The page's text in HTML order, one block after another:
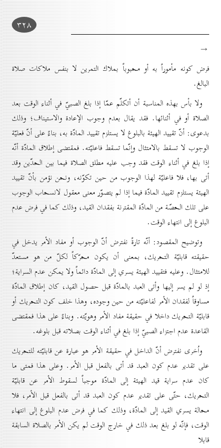
۳۲۸
→
فرض كونه مأموراً به أو محبوباً بملاك التمرين لا بنفس ملاكات صلاة
البالغ.
ولا بأس بهذه المناسبة أن أتكلّم عمّا إذا بلغ الصبيّ في أثناء الوقت بعد
الصلاة أو في أثنائها. فقد يقال بعدم وجوب الإعادة والاستيناف؛ وذلك
بدعوى: أنّ تقييد الهيئة بالبلوغ لا يستلزم تقييد المادّة به، بناءً على أنّ فعليّة
الوجوب لا تسقط بالامتثال وإنّما تسقط فاعليّته. فمقتضى إطلاق المادّة أنّه
إذا بلغ في أثناء الوقت فقد وجب عليه مطلق الصلاة فيما بين الحدّين وقد
أتى بها، فلا فاعليّة لهذا الوجوب من حين تكوّنه، ونحن نؤمن بأنّ تقييد
الهيئة يستلزم تقييد المادّة فيما إذا لم يتصوّر معنى معقول لانسحاب الوجوب
على تلك الحصّة من المادّة المقترنة بفقدان القيد، وذلك كما في فرض عدم
البلوغ إلى انتهاء الوقت.
وتوضيح المقصود: أنّه تارةً نفترض أنّ الوجوب أو مفاد الأمر يدخل في
حقيقته قابليّة التحريك، بمعنى أن يكون محرّكاً لكلّ من هو مستعدّ
للامتثال. وعليه فتقييد الهيئة يسري إلى المادّة دائماً ولا يمكن عدم السراية؛
إذ لو لم يسر إليها وأتى العبد بالمادّة قبل حصول القيد، كان إطلاق المادّة
مساوقاً لفقدان الأمر لفاعليّته من حين وجوده، وهذا خلف كون التحريك أو
قابليّة التحريك داخلا في حقيقة مفاد الأمر وهويّته. وبناءً على هذا فمقتضى
القاعدة عدم اجتزاء الصبيّ إذا بلغ في أثناء الوقت بصلاته قبل بلوغه.
واُخرى نفترض أنّ الداخل في حقيقة الأمر هو عبارة عن قابليّته للتحريك
على تقدير عدم كون العبد قد أتى بالفعل قبل الأمر. وعلى هذا فمتى ما
كان عدم سراية قيد الهيئة إلى المادّة موجباً لسقوط الأمر عن قابليّة
التحريك، حتّى على تقدير عدم كون العبد قد أتى بالفعل قبل الأمر، فلا
محالة يسري القيد إلى المادّة، وذلك كما في فرض عدم البلوغ إلى انتهاء
الوقت، فإنّه لو بلغ بعد ذلك في خارج الوقت لم يكن الأمر بالصلاة السابقة
قابلا